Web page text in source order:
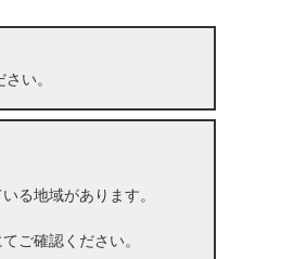
い。
る地域があります。
ご確認ください。